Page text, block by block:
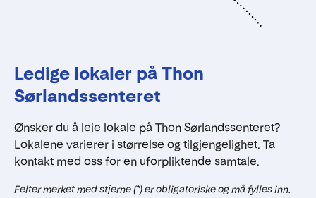
Ledige lokaler på Thon
Sørlandssenteret
Ønsker du å leie lokale på Thon Sørlandssenteret?
Lokalene varierer i størrelse og tilgjengelighet. Ta
kontakt med oss for en uforpliktende samtale.
Felter merket med stjerne (*) er obligatoriske og må fylles inn.